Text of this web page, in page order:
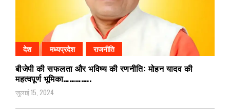
देश मध्यप्रदेश राजनीति
बीजेपी की सफलता और भविष्य की रणनीति: मोहन यादव की
महत्वपूर्ण भूमिका…………..
जुलाई 15, 2024